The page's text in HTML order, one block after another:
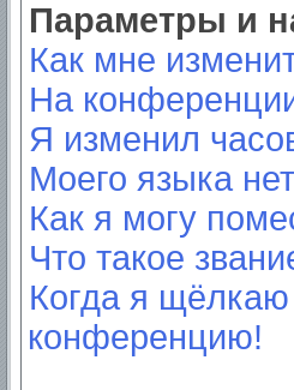
Параметры и
Как мне
На
Я изменил
Моего языка
Как я могу
Что такое
Когда я щёлкаю
конференцию!